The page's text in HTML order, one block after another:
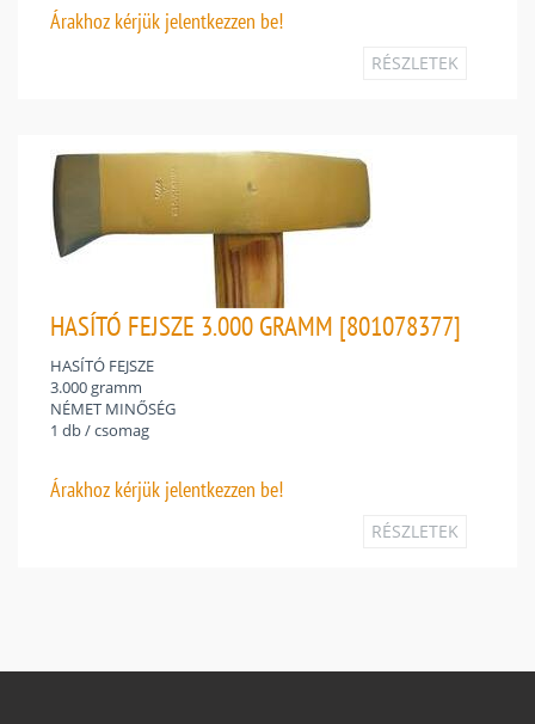
Árakhoz kérjük jelentkezzen be!
RÉSZLETEK
HASÍTÓ FEJSZE 3.000 GRAMM [801078377]
HASÍTÓ FEJSZE
3.000 gramm
NÉMET MINŐSÉG
1 db / csomag
Árakhoz kérjük jelentkezzen be!
RÉSZLETEK